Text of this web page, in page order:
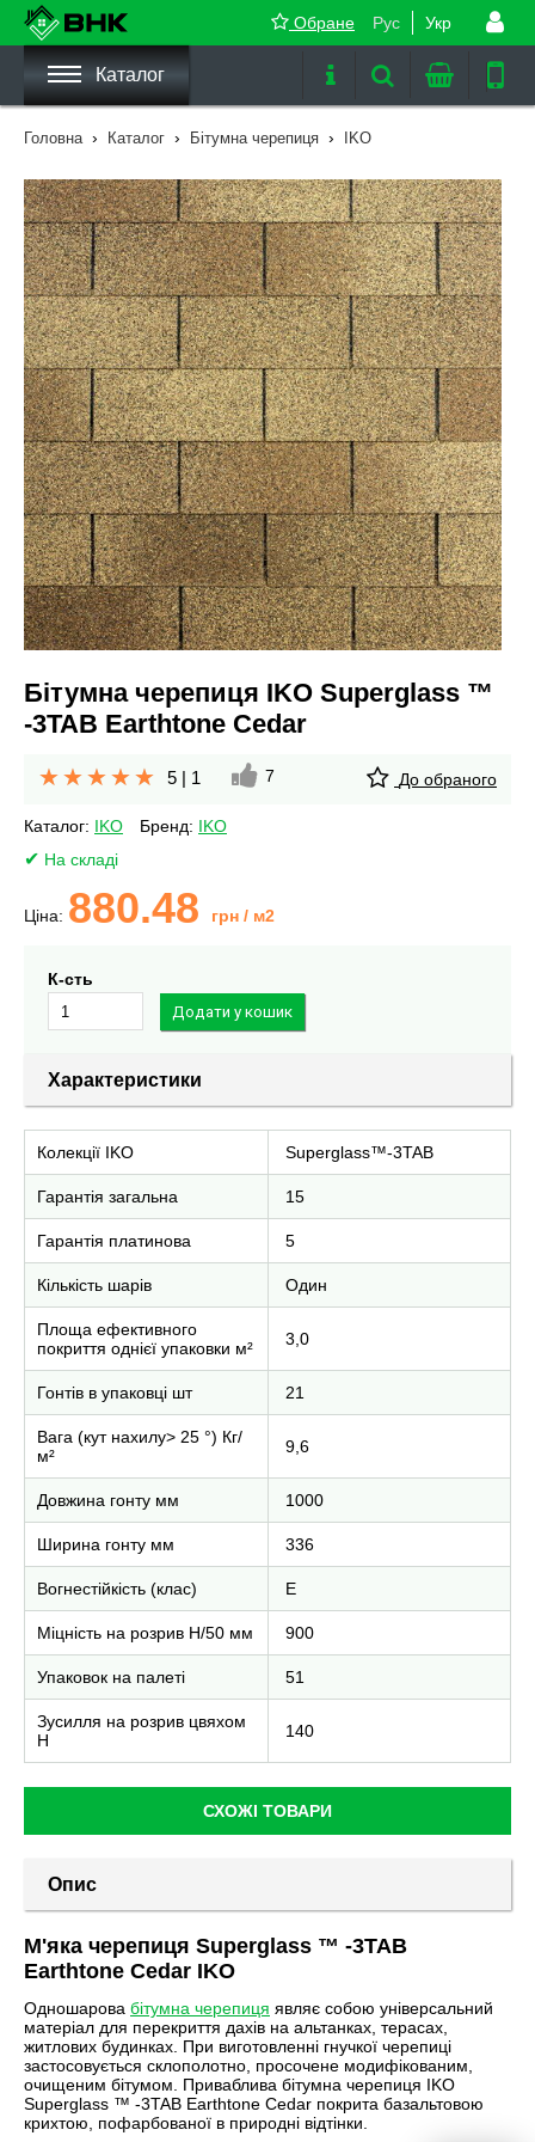
Рус Укр
Обране
Каталог
Головна › Каталог › Бітумна черепиця › IKO
Бітумна черепиця IKO Superglass ™
-3TAB Earthtone Cedar
5 | 1 7 До обраного
Каталог: IKO Бренд: IKO
На складі
Ціна: 880.48 грн / м2
К-сть
Характеристики
Колекції IKO Superglass™-3TAB
Гарантія загальна 15
Гарантія платинова 5
Кількість шарів Один
Площа ефективного
покриття однієї упаковки м²
3,0
Гонтів в упаковці шт 21
Вага (кут нахилу> 25 °) Кг/
м²
9,6
Довжина гонту мм 1000
Ширина гонту мм 336
Вогнестійкість (клас) E
Міцність на розрив Н/50 мм 900
Упаковок на палеті 51
Зусилля на розрив цвяхом
Н
140
СХОЖІ ТОВАРИ
Опис
М'яка черепиця Superglass ™ -3TAB
Earthtone Cedar IKO
Одношарова бітумна черепиця являє собою універсальний
матеріал для перекриття дахів на альтанках, терасах,
житлових будинках. При виготовленні гнучкої черепиці
застосовується склополотно, просочене модифікованим,
очищеним бітумом. Приваблива бітумна черепиця IKO
Superglass ™ -3TAB Earthtone Cedar покрита базальтовою
крихтою, пофарбованої в природні відтінки.